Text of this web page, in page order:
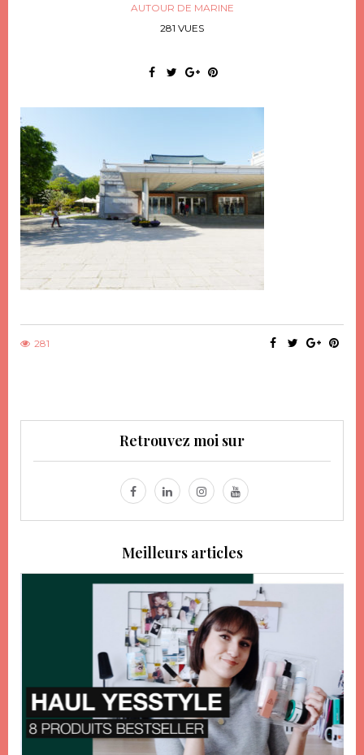
AUTOUR DE MARINE
281 VUES
281
Retrouvez moi sur
Meilleurs articles